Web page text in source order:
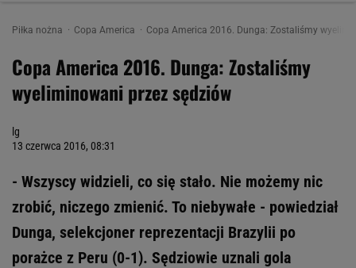
Piłka nożna Copa America Copa America 2016. Dunga: Zostaliśmy
Copa America 2016. Dunga: Zostaliśmy
wyeliminowani przez sędziów
lg
13 czerwca 2016, 08:31
- Wszyscy widzieli, co się stało. Nie możemy nic
zrobić, niczego zmienić. To niebywałe - powiedział
Dunga, selekcjoner reprezentacji Brazylii po
porażce z Peru (0-1). Sędziowie uznali gola